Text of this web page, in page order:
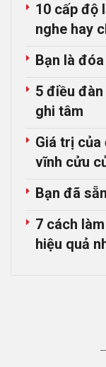
10 cấp độ
nghe hay
Bạn là
5 điều
ghi tâm
Giá trị của
vĩnh cửu
Bạn đã
7 cách
hiệu quả